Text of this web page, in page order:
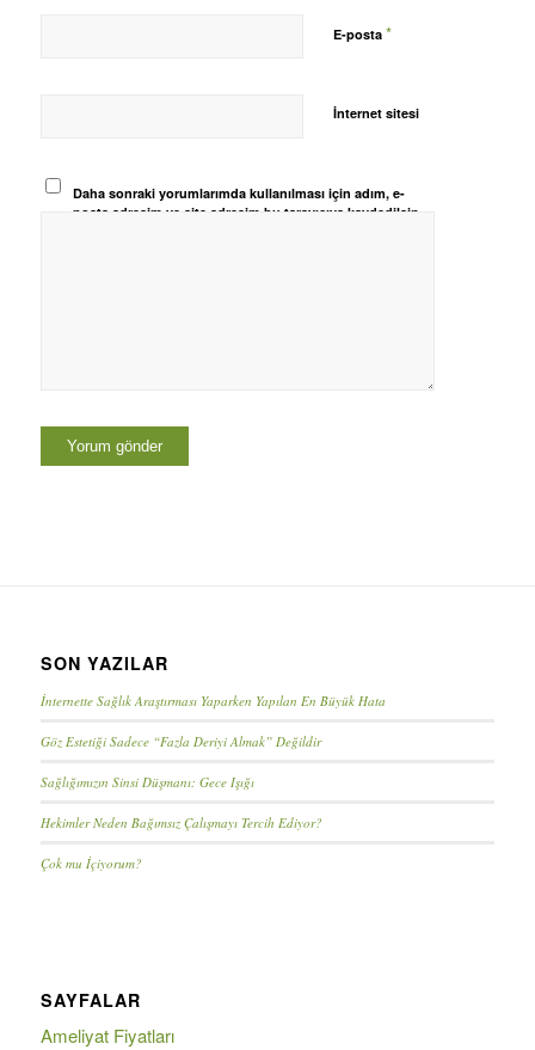
E-posta *
İnternet sitesi
Daha sonraki yorumlarımda kullanılması için adım, e-
posta adresim ve site adresim bu tarayıcıya kaydedilsin.
SON YAZILAR
İnternette Sağlık Araştırması Yaparken Yapılan En Büyük Hata
Göz Estetiği Sadece “Fazla Deriyi Almak” Değildir
Sağlığımızın Sinsi Düşmanı: Gece Işığı
Hekimler Neden Bağımsız Çalışmayı Tercih Ediyor?
Çok mu İçiyorum?
SAYFALAR
Ameliyat Fiyatları